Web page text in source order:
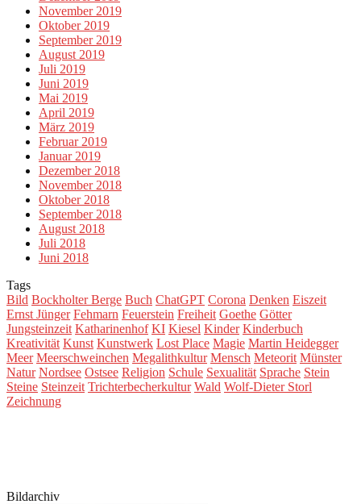
November 2019
Oktober 2019
September 2019
August 2019
Juli 2019
Juni 2019
Mai 2019
April 2019
März 2019
Februar 2019
Januar 2019
Dezember 2018
November 2018
Oktober 2018
September 2018
August 2018
Juli 2018
Juni 2018
Tags
Bild Bockholter Berge Buch ChatGPT Corona Denken Eiszeit
Ernst Jünger Fehmarn Feuerstein Freiheit Goethe Götter
Jungsteinzeit Katharinenhof KI Kiesel Kinder Kinderbuch
Kreativität Kunst Kunstwerk Lost Place Magie Martin Heidegger
Meer Meerschweinchen Megalithkultur Mensch Meteorit Münster
Natur Nordsee Ostsee Religion Schule Sexualität Sprache Stein
Steine Steinzeit Trichterbecherkultur Wald Wolf-Dieter Storl
Zeichnung
Bildarchiv